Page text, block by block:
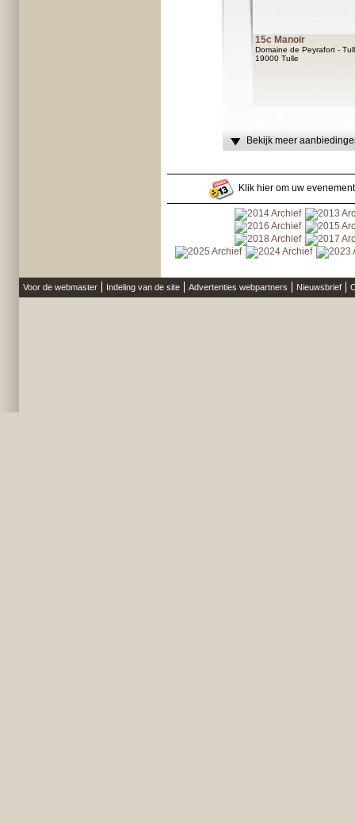
15c Manoir
Domaine de Peyrafort -
19000 Tulle
Bekijk meer
Klik hier om uw
Voor de webmaster Indeling van de site Advertenties webpartners Nieuwsbrief